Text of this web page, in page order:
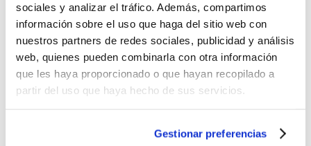
sociales y analizar el tráfico. Además, compartimos
información sobre el uso que haga del sitio web con
nuestros partners de redes sociales, publicidad y análisis
web, quienes pueden combinarla con otra información
que les haya proporcionado o que hayan recopilado a
partir del uso que haya hecho de sus servicios.
Gestionar preferencias
FARMACIA CB MENCHEN
C. ESCUELAS, 53 - A